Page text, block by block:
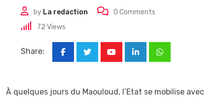
by La redaction 0 Comments
72 Views
Share:
LinkedInWhatsapp
À quelques jours du Maouloud, l’Etat se mobilise avec